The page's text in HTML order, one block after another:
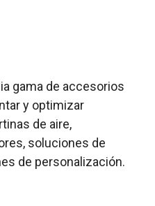
gama de accesorios
y optimizar
de aire,
soluciones de
de personalización.